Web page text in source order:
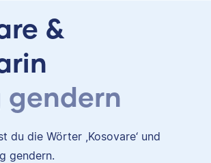
&
du die Wörter ,Kosovare‘ und
gendern.